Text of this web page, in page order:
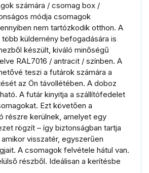
számára / csomag box /
módja csomagok
nem tartózkodik otthon. A
küldemény befogadására is
készült, kiváló minőségű
RAL7016 / antracit / színben. A
teszi a futárok számára a
az Ön távollétében. A doboz
A futár kinyitja a szállítófedelet
Ezt követően a
részre kerülnek, amelyet egy
rögzít – így biztonságban tartja
amikor visszatér, egyszerűen
A csomagok felvétele hátul van.
részből. Ideálisan a kerítésbe